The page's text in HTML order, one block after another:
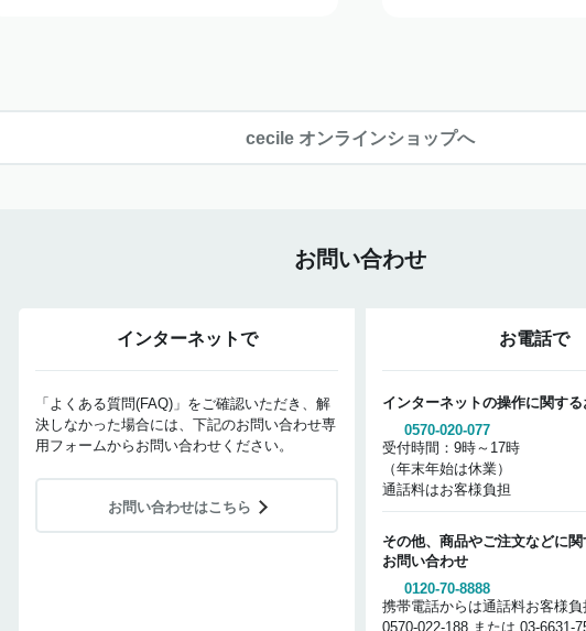
cecile オンラインショップへ
お問い合わせ
インターネットで
「よくある質問(FAQ)」をご確認いただき、解
決しなかった場合には、下記のお問い合わせ専
用フォームからお問い合わせください。
お問い合わせはこちら
お電話で
インターネットの操作に関す
0570-020-077
受付時間：9時～17時
（年末年始は休業）
通話料はお客様負担
その他、商品やご注文などに関
お問い合わせ
0120-70-8888
携帯電話からは通話料お客様負
0570-022-188 または 03-6631-